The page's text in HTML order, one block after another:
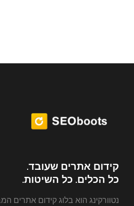
קידום אתרים שעובד.
כל הכלים. כל השיטות.
נטוורקינג הוא בלוג קידום אתרים